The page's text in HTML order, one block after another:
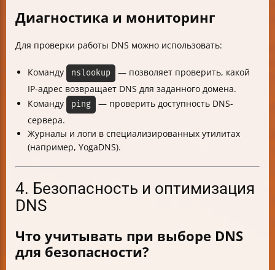
Диагностика и мониторинг
Для проверки работы DNS можно использовать:
Команду nslookup
— позволяет проверить, какой
IP-адрес возвращает DNS для заданного домена.
Команду
ping
— проверить доступность DNS-
сервера.
Журналы и логи в специализированных утилитах
(например, YogaDNS).
4. Безопасность и оптимизация
DNS
Что учитывать при выборе DNS
для безопасности?